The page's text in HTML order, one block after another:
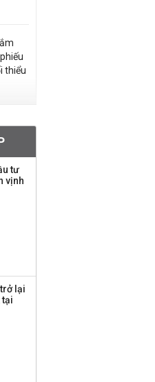
thiểu
ngờ
10 tỷ
tư
vịnh
lại
tại